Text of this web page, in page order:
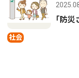
社会
｢防災